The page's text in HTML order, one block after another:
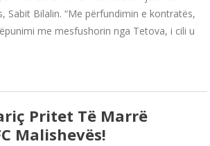
Sabit Bilalin. “Me përfundimin e kontratës,
me mesfushorin nga Tetova, i cili u
Pritet Të Marrë
Malishevës!